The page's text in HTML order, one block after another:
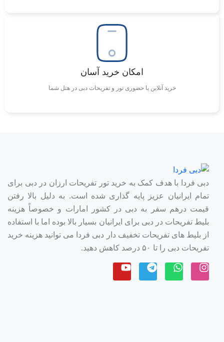
امکان خرید آسان
خرید آنلاین یا حضوری تور و تفریحات دبی در هتل شما
دبی فردا با هدف کمک به خرید تور تفریحات ارزان در دبی برای
تمام ایرانیان عزیز پایه گذاری شده است. به دلیل بالا رفتن
قیمت درهم سفر به دبی در کشور امارات و خصوصاً هزینه
بلیط تفریحات در دبی برای ایرانیان بسیار بالا بوده اما با استفاده
از بلیط های تفریحات تخفیف دار دبی فردا می توانید هزینه خرید
تفریحات دبی را تا ۵۰ درصد کاهش دهید.